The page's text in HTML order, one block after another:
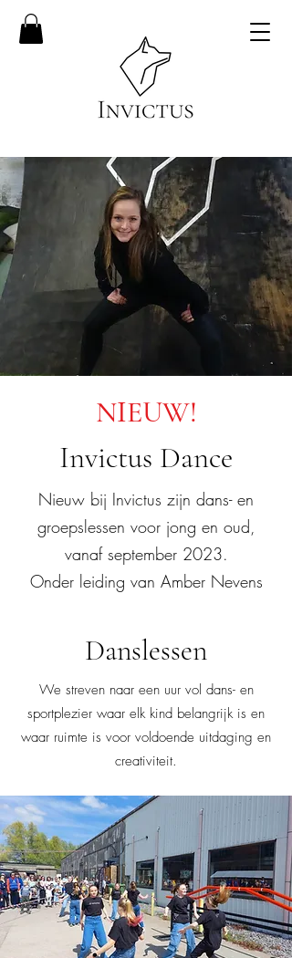
NIEUW!
Invictus Dance
Nieuw bij Invictus zijn dans- en
groepslessen voor jong en oud,
vanaf september 2023.
Onder leiding van Amber Nevens
Danslessen
We streven naar een uur vol dans- en
sportplezier waar elk kind belangrijk is en
waar ruimte is voor voldoende uitdaging en
creativiteit.